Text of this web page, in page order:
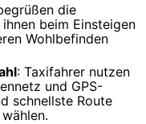
die
beim Einsteigen
Wohlbefinden
: Taxifahrer nutzen
und GPS-
schnellste Route